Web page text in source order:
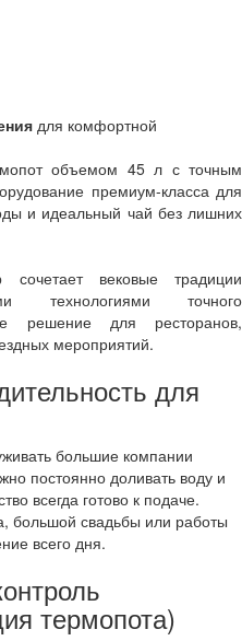
для комфортной
объемом 45 л с точным
премиум-класса для
и идеальный чай без лишних
вековые традиции
технологиями точного
решение для ресторанов,
мероприятий.
для
большие компании
постоянно доливать воду и
всегда готово к подаче.
большой свадьбы или работы
всего дня.
термопота)